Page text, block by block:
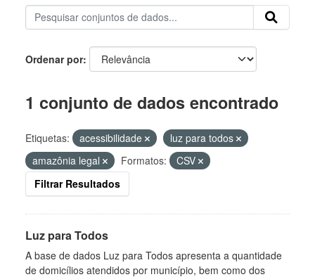
Ordenar por
1 conjunto de dados encontrado
Etiquetas: acessibilidade
luz para todos
amazônia legal
Formatos:
CSV
Filtrar Resultados
Luz para Todos
A base de dados Luz para Todos apresenta a quantidade
de domicílios atendidos por município, bem como dos